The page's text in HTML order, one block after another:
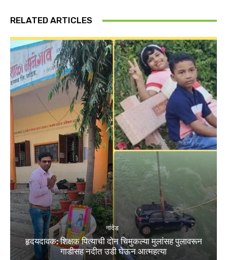
RELATED ARTICLES
नांदेड
हृदयदावक: शिक्षक पित्याची दोन चिमुकल्या मुलांसह पुलावरून
गाडीसह नदीत उडी घेऊन आत्महत्या